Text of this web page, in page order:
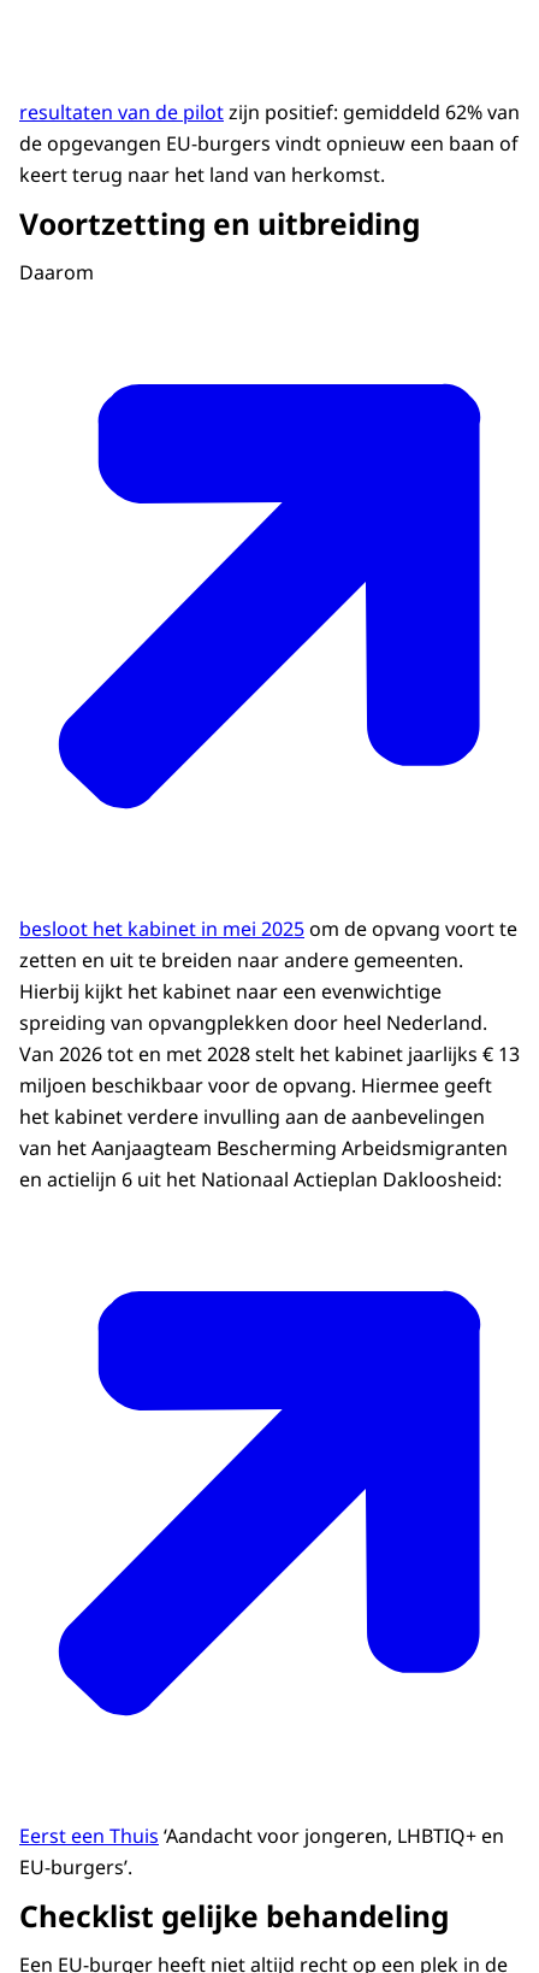
resultaten van de pilotzijn positief: gemiddeld 62% van
de opgevangen EU-burgers vindt opnieuw een baan of
keert terug naar het land van herkomst.
Voortzetting en uitbreiding
Daarom
besloot het kabinet in mei 2025om de opvang voort te
zetten en uit te breiden naar andere gemeenten.
Hierbij kijkt het kabinet naar een evenwichtige
spreiding van opvangplekken door heel Nederland.
Van 2026 tot en met 2028 stelt het kabinet jaarlijks € 13
miljoen beschikbaar voor de opvang. Hiermee geeft
het kabinet verdere invulling aan de aanbevelingen
van het Aanjaagteam Bescherming Arbeidsmigranten
en actielijn 6 uit het Nationaal Actieplan Dakloosheid:
Eerst een Thuis ‘Aandacht voor jongeren, LHBTIQ+ en
EU-burgers’.
Checklist gelijke behandeling
Een EU-burger heeft niet altijd recht op een plek in de